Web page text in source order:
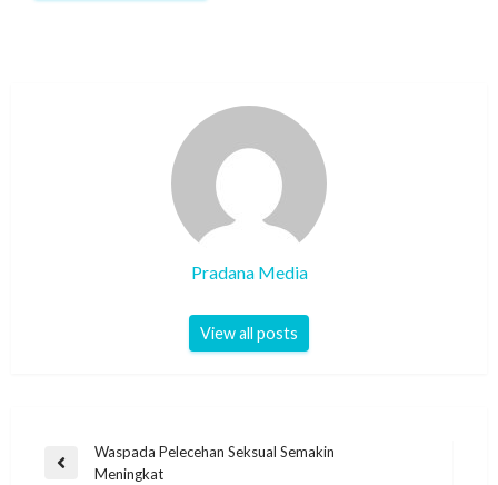
Pradana Media
View all posts
Waspada Pelecehan Seksual Semakin
Meningkat